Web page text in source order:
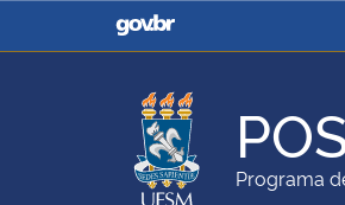
Casa Civil
Ministério da Agricultura,
Pecuária e Abastecimento
Programa